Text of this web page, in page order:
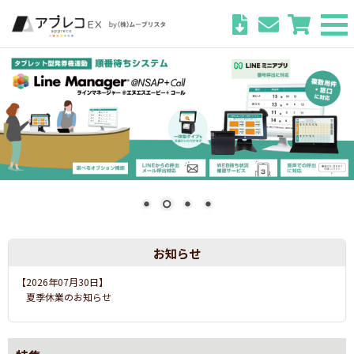
お知らせ
【2026年07月03日】
運営会社社名変更のお知らせ